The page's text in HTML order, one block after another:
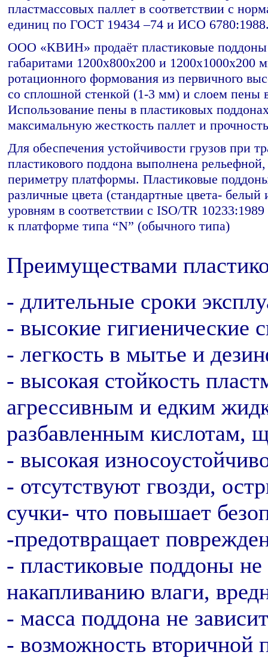
пластмассовых паллет в соответствии с
единиц по ГОСТ 19434 –74 и ИСО
ООО «КВИН» продаёт пластиковые поддоны
габаритами 1200х800х200 и 1200х1000х200
ротационного формования из первичного
со сплошной стенкой (1-3 мм) и слоем пены
Использование пены в пластиковых
максимальную жесткость паллет и
Для обеспечения устойчивости грузов при
пластикового поддона выполнена
периметру платформы. Пластиковые
различные цвета (стандартные цвета-
уровням в соответствии с ISO/TR
к платформе типа “N” (обычного типа)
Преимуществами
- длительные сроки
- высокие гигиенические
- легкость в мытье и
- высокая стойкость
агрессивным и едким
разбавленным кислотам,
- высокая
- отсутствуют гвозди,
сучки- что повышает
-предотвращает
- пластиковые поддоны
накапливанию влаги,
- масса поддона не
- возможность вторичной